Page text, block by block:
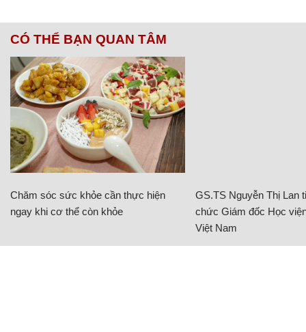
CÓ THỂ BẠN QUAN TÂM
Chăm sóc sức khỏe cần thực hiện
ngay khi cơ thể còn khỏe
GS.TS Nguyễn Thị Lan
chức Giám đốc Học
Việt Nam